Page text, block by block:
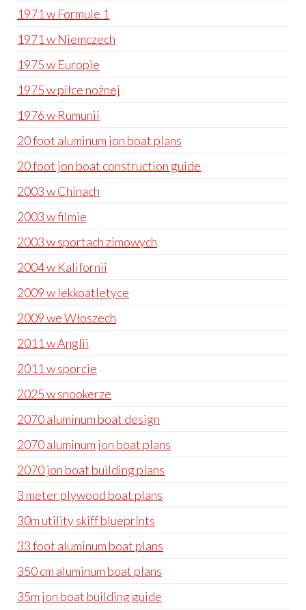
1971 w Formule 1
1971 w Niemczech
1975 w Europie
1975 w piłce nożnej
1976 w Rumunii
20 foot aluminum jon boat plans
20 foot jon boat construction guide
2003 w Chinach
2003 w filmie
2003 w sportach zimowych
2004 w Kalifornii
2009 w lekkoatletyce
2009 we Włoszech
2011 w Anglii
2011 w sporcie
2025 w snookerze
2070 aluminum boat design
2070 aluminum jon boat plans
2070 jon boat building plans
3 meter plywood boat plans
30m utility skiff blueprints
33 foot aluminum boat plans
350 cm aluminum boat plans
35m jon boat building guide